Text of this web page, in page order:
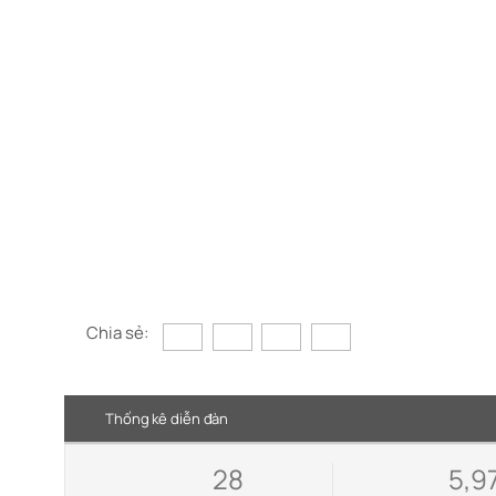
Chia sẻ:
Thống kê diễn đàn
28